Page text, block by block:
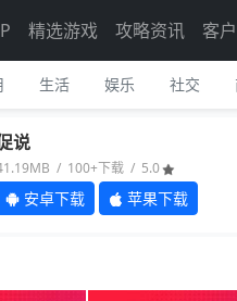
精选游戏 攻略资讯 客
生活 娱乐 社交
说
/ 100+下载 / 5.0
安卓下载 苹果下载